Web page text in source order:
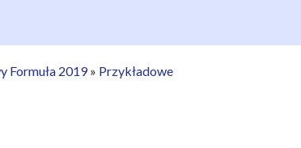
Formuła 2019» Przykładowe